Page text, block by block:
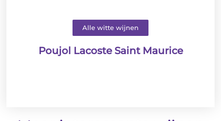
Alle witte wijnen
Poujol Lacoste Saint Maurice